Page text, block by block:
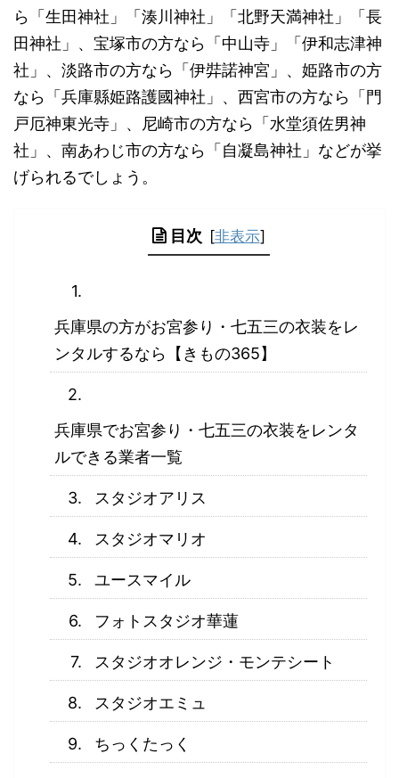
ら「生田神社」「湊川神社」「北野天満神社」「長
田神社」、宝塚市の方なら「中山寺」「伊和志津神
社」、淡路市の方なら「伊弉諾神宮」、姫路市の方
なら「兵庫縣姫路護國神社」、西宮市の方なら「門
戸厄神東光寺」、尼崎市の方なら「水堂須佐男神
社」、南あわじ市の方なら「自凝島神社」などが挙
げられるでしょう。
目次 [非表示]
兵庫県の方がお宮参り・七五三の衣装をレ
ンタルするなら【きもの365】
兵庫県でお宮参り・七五三の衣装をレンタ
ルできる業者一覧
スタジオアリス
スタジオマリオ
ユースマイル
フォトスタジオ華蓮
スタジオオレンジ・モンテシート
スタジオエミュ
ちっくたっく